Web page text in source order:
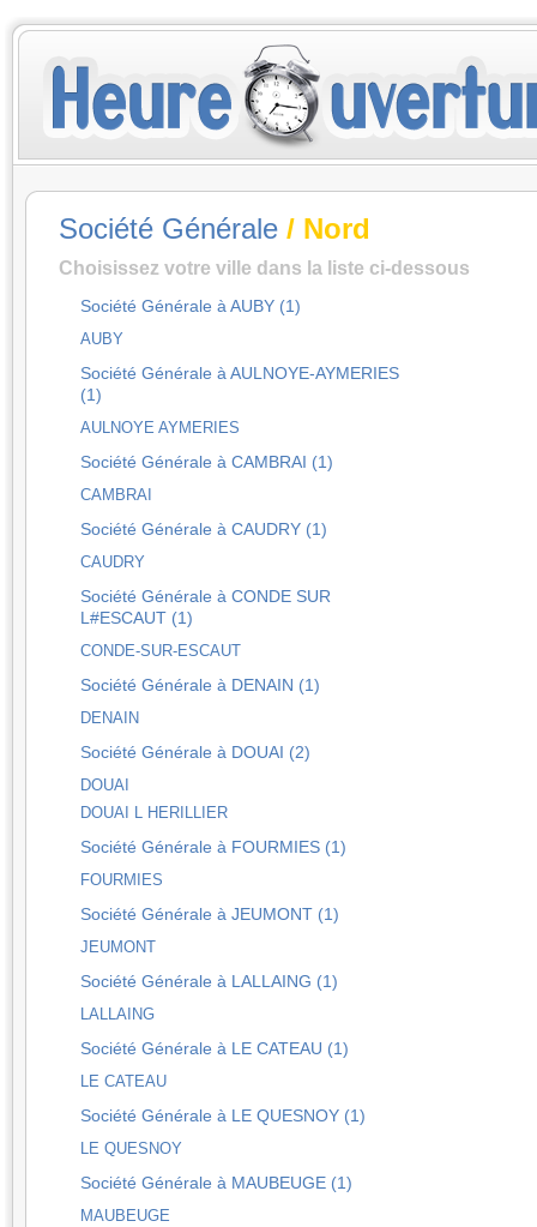
Société Générale / Nord
Choisissez votre ville dans la liste ci-dessous
Société Générale à AUBY (1)
AUBY
Société Générale à AULNOYE-AYMERIES
(1)
AULNOYE AYMERIES
Société Générale à CAMBRAI (1)
CAMBRAI
Société Générale à CAUDRY (1)
CAUDRY
Société Générale à CONDE SUR
L#ESCAUT (1)
CONDE-SUR-ESCAUT
Société Générale à DENAIN (1)
DENAIN
Société Générale à DOUAI (2)
DOUAI
DOUAI L HERILLIER
Société Générale à FOURMIES (1)
FOURMIES
Société Générale à JEUMONT (1)
JEUMONT
Société Générale à LALLAING (1)
LALLAING
Société Générale à LE CATEAU (1)
LE CATEAU
Société Générale à LE QUESNOY (1)
LE QUESNOY
Société Générale à MAUBEUGE (1)
MAUBEUGE